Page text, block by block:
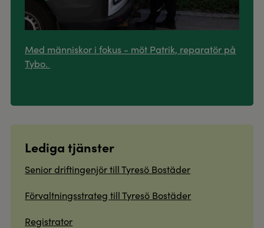
Med människor i fokus - möt Patrik, reparatör på
Tybo.
Lediga tjänster
Senior driftingenjör till Tyresö Bostäder
Förvaltningsstrateg till Tyresö Bostäder
Registrator